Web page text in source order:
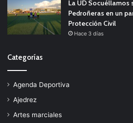
La UD Socuéllamos
Pedroñeras en un
Protección Civil
Hace 3 días
Categorías
Agenda Deportiva
Ajedrez
Artes marciales